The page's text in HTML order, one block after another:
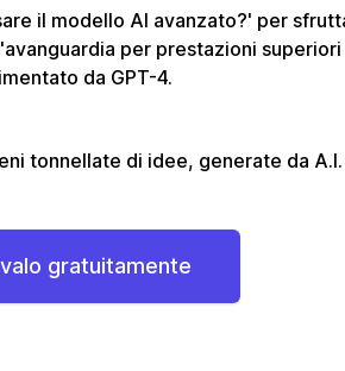
il modello AI avanzato?' per
per prestazioni superiori
da GPT-4.
tonnellate di idee, generate da A.I.
gratuitamente